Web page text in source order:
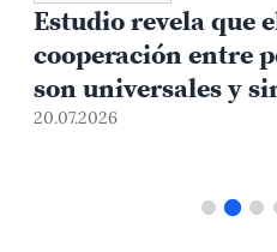
Estudio revela que
cooperación entre
son universales y
mundo
20.07.2026